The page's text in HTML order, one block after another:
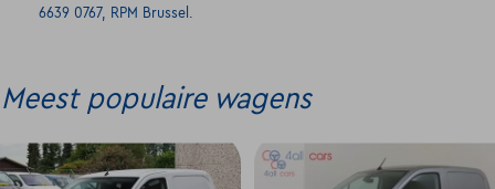
6639 0767, RPM Brussel.
Meest populaire wagens